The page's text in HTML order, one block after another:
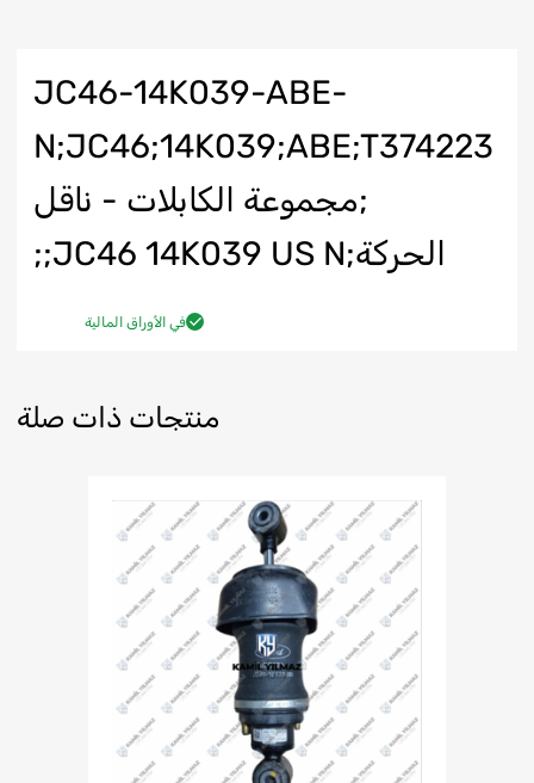
JC46-14K039-ABE-
N;JC46;14K039;ABE;T374223
;مجموعة الكابلات - ناقل
الحركة;JC46 14K039 US N;;
في الأوراق المالية
منتجات ذات صلة